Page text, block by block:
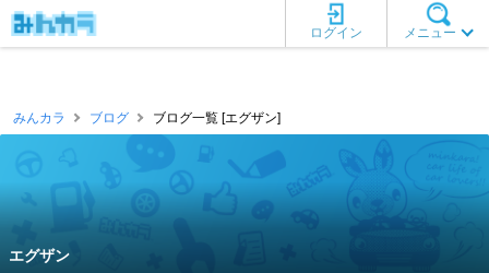
メニュー
ログイン
みんカラ ブログ ブログ一覧 [エグザン]
エグザン